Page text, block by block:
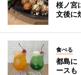
桜ノ宮
文後に
食べる
都島に
ースも